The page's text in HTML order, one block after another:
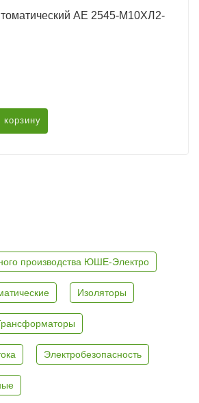
АЕ 2545-М10ХЛ2-
корзину
производства ЮШЕ-Электро
Изоляторы
Электробезопасность